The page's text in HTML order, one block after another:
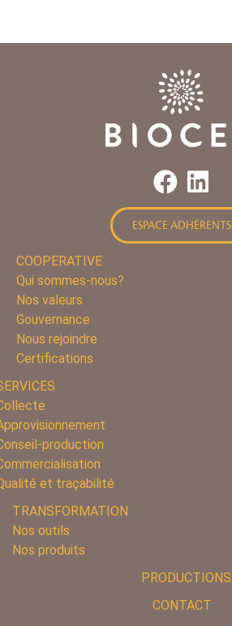
ESPACE ADHÉRENTS
COOPERATIVE
Qui sommes-nous?
Nos valeurs
Gouvernance
Nous rejoindre
Certifications
production
et traçabilité
TRANSFORMATION
Nos outils
Nos produits
PRODUCTIONS
CONTACT